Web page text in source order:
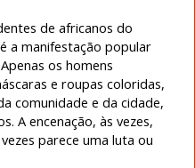
de africanos do
a manifestação popular
os homens
e roupas coloridas,
comunidade e da cidade,
A encenação, às vezes,
parece uma luta ou